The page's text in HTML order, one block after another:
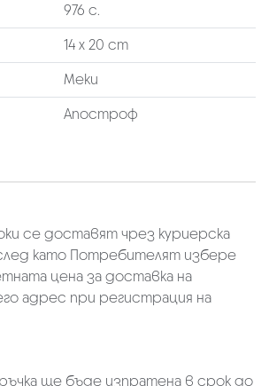
976 с.
14 х 20 cm
Меки
Апостроф
се доставят чрез куриерскa
като Потребителят избере
цена за доставка на
адрес при регистрация на
ще бъде изпратена в срок до